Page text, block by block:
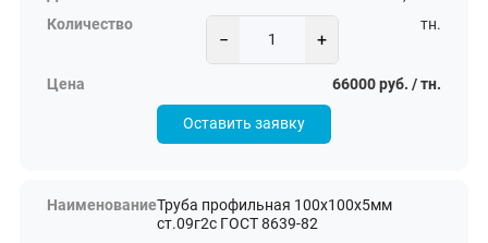
− +
тн.
66000 руб. / тн.
Оставить заявку
Труба профильная 100х100х5мм
ст.09г2с ГОСТ 8639-82